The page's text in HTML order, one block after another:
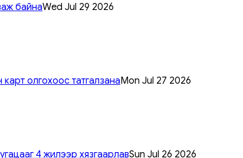
байнаWed Jul 29 2026
олгохоос татгалзанаMon Jul 27 2026
4 жилээр хязгаарлавSun Jul 26 2026